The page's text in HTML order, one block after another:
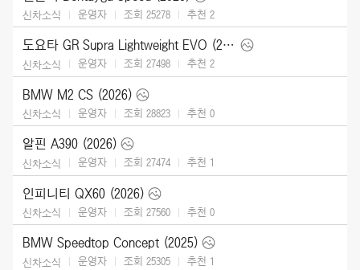
신차소식 운영자 조회 25278 추천 2
도요타 GR Supra Lightweight EVO (2026)
신차소식 운영자 조회 27498 추천 2
BMW M2 CS (2026)
신차소식 운영자 조회 28823 추천 0
알핀 A390 (2026)
신차소식 운영자 조회 27474 추천 1
인피니티 QX60 (2026)
신차소식 운영자 조회 27560 추천 0
BMW Speedtop Concept (2025)
신차소식 운영자 조회 25305 추천 1